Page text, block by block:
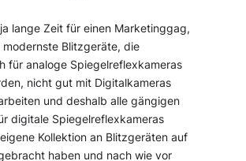
lange Zeit für einen Marketinggag,
modernste Blitzgeräte, die
für analoge Spiegelreflexkameras
nicht gut mit Digitalkameras
und deshalb alle gängigen
digitale Spiegelreflexkameras
Kollektion an Blitzgeräten auf
haben und nach wie vor